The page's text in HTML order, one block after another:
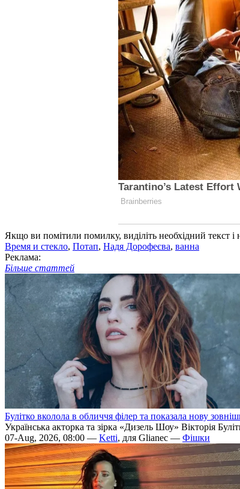
Якщо ви помітили помилку, виділіть необхідний текст
Время и стекло, Потап, Надя Дорофеєва, ванна
Реклама:
Більше статтей
Булітко вколола в обличчя філер та показала нову
Українська акторка та зірка «Дизель Шоу» Вікторія
07-Aug, 2026, 08:00 — Ketti, для Glianec — Фішки